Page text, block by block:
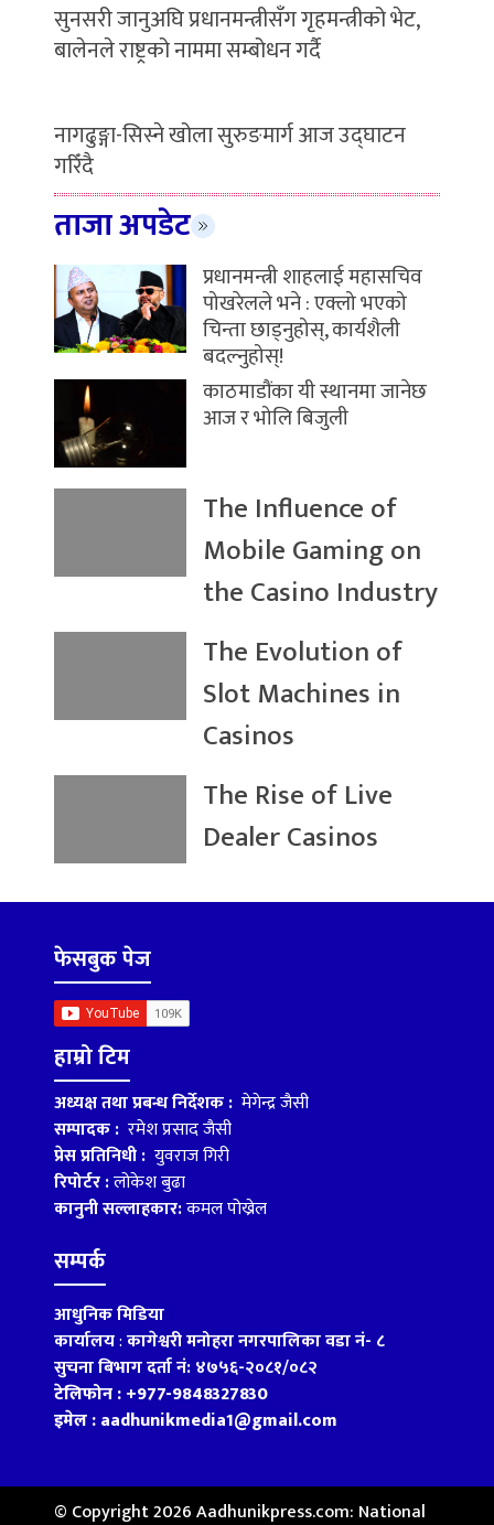
सुनसरी जानुअघि प्रधानमन्त्रीसँग गृहमन्त्रीको भेट,
बालेनले राष्ट्रको नाममा सम्बोधन गर्दै
नागढुङ्गा-सिस्ने खोला सुरुङमार्ग आज उद्घाटन
गरिँदै
ताजा अपडेट
प्रधानमन्त्री शाहलाई महासचिव
पोखरेलले भने : एक्लो भएको
चिन्ता छाड्नुहोस्, कार्यशैली
बदल्नुहोस्!
काठमाडौंका यी स्थानमा जानेछ
आज र भोलि बिजुली
The Influence of
Mobile Gaming on
the Casino Industry
The Evolution of
Slot Machines in
Casinos
The Rise of Live
Dealer Casinos
फेसबुक पेज
हाम्रो टिम
अध्यक्ष तथा प्रबन्ध निर्देशक : मेगेन्द्र जैसी
सम्पादक : रमेश प्रसाद जैसी
प्रेस प्रतिनिधी : युवराज गिरी
रिपोर्टर :लोकेश बुढा
कानुनी सल्लाहकार:कमल पोख्रेल
सम्पर्क
आधुनिक मिडिया
कार्यालय:कागेश्वरी मनोहरा नगरपालिका वडा नं- ८
सुचना बिभाग दर्ता नं: ४७५६-२०८१/०८२
टेलिफोन : +977-9848327830
इमेल : aadhunikmedia1@gmail.com
© Copyright 2026 Aadhunikpress.com: National